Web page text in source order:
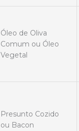
Óleo de Oliva
Comum ou Óleo
Vegetal
Presunto Cozido
ou Bacon